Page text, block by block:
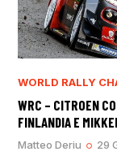
WORLD RALLY
WRC – CITROEN
FINLANDIA E
Matteo Deriu 29